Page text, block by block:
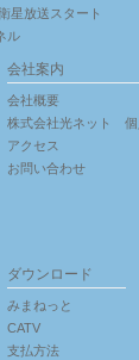
星放送スタート
ル
会社案内
会社概要
株式会社光ネット 個
アクセス
お問い合わせ
ダウンロード
みまねっと
CATV
支払方法